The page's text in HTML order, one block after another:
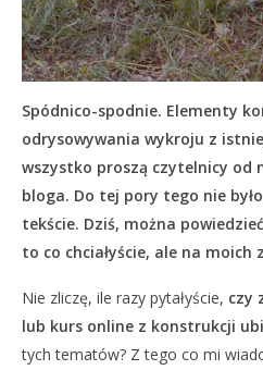
Spódnico-spodnie. Elementy
odrysowywania wykroju z
wszystko proszą czytelnicy od
bloga. Do tej pory tego nie
tekście. Dziś, można
to co chciałyście, ale na moich
Nie zliczę, ile razy pytałyście, czy
lub kurs online z konstrukcji
tych tematów? Z tego co mi